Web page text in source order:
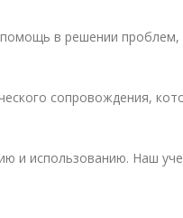
в решении
сопровождения,
и использованию. Наш